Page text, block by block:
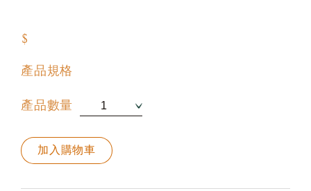
$
產品規格
產品數量
加入購物車